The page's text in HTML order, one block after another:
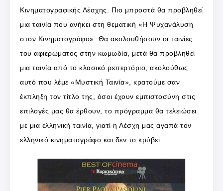
Κινηματογραφικής Λέσχης. Πιο μπροστά θα προβληθεί
μια ταινία που ανήκει στη θεματική «Η Ψυχανάλυση
στον Κινηματογράφο». Θα ακολουθήσουν οι ταινίες
του αφιερώματος στην κωμωδία, μετά θα προβληθεί
μια ταινία από το κλασικό ρεπερτόριο, ακολούθως
αυτό που λέμε «Μυστική Ταινία», κρατούμε σαν
έκπληξη τον τίτλο της, όσοι έχουν εμπιστοσύνη στις
επιλογές μας θα έρθουν, το πρόγραμμα θα τελειώσει
με μια ελληνική ταινία, γιατί η Λέσχη μας αγαπά τον
ελληνικό κινηματογράφο και δεν το κρύβει.